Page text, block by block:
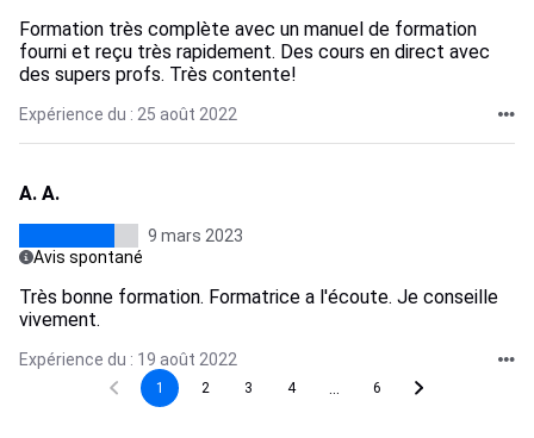
Formation très complète avec un manuel de formation
fourni et reçu très rapidement. Des cours en direct avec
des supers profs. Très contente!
Expérience du : 25 août 2022
A. A.
9 mars 2023
Avis spontané
Très bonne formation. Formatrice a l'écoute. Je conseille
vivement.
Expérience du : 19 août 2022
1 2 3 4 6